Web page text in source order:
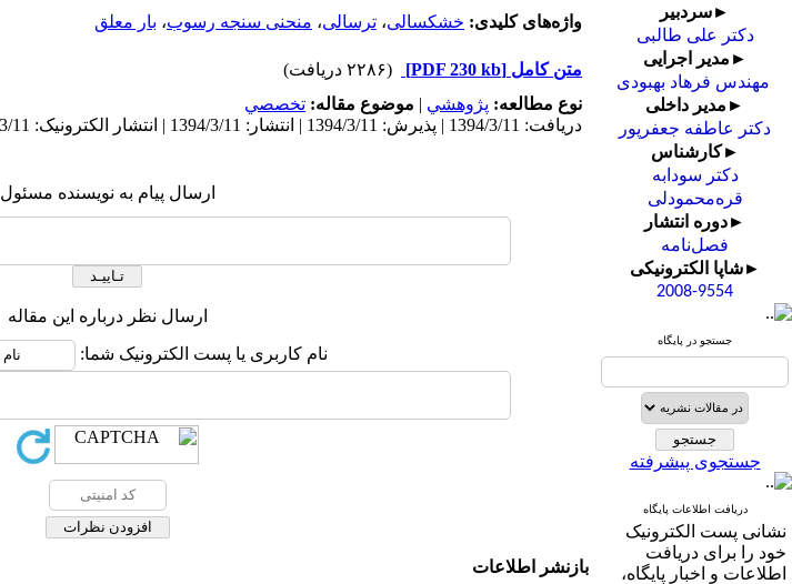
►سردبیر
دکتر علی طالبی
►مدیر اجرایی
مهندس فرهاد بهبودی
►مدیر داخلی
دکتر عاطفه جعفرپور
►کارشناس
دکتر سودابه
قره‌محمودلی
►دوره انتشار
فصل‌نامه
►شاپا الکترونیکی
2008-9554
جستجو در پایگاه
جستجوی پیشرفته
دریافت اطلاعات پایگاه
نشانی پست الکترونیک
خود را برای دریافت
اطلاعات و اخبار پایگاه،
واژه‌های کلیدی: خشکسالی، ترسالی، منحنی سنجه رسوب، بار معلق
متن کامل [PDF 230 kb]
(۲۲۸۶ دریافت)
نوع مطالعه: پژوهشي | موضوع مقاله: تخصصي
دریافت: 1394/3/11 | پذیرش: 1394/3/11 | انتشار: 1394/3/11 | انتشار الکترونیک: 1394/3/11
ارسال پیام به نویسنده مسئول
ارسال نظر درباره این مقاله
نام کاربری یا پست الکترونیک شما:
بازنشر اطلاعات